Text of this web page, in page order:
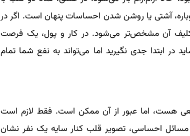
آشتی یا روشن شدن احساسات پنهان است. اگر در
تکلیف آن مشخص‌تر می‌شود. در کار و پول، یک فرصت
ابتدا جدی نگیرید اما می‌تواند به نفع شما تمام
هست، اما عبور از آن ممکن است. فقط لازم است
مسائل احساسی، تصویر قلب کنار سایه یک نفر نشان